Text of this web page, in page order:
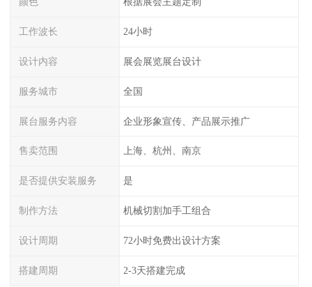
工作波长 24小时
设计内容 展会展览展台设计
服务城市 全国
展台服务内容 企业形象宣传、产品展示推广
售卖范围 上海、杭州、南京
是否提供安装服务 是
制作方法 机械切割加手工组合
设计周期 72小时免费出设计方案
搭建周期 2-3天搭建完成